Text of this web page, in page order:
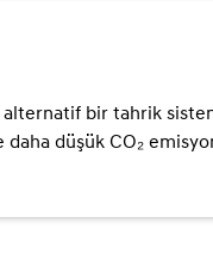
bir tahrik
düşük CO₂